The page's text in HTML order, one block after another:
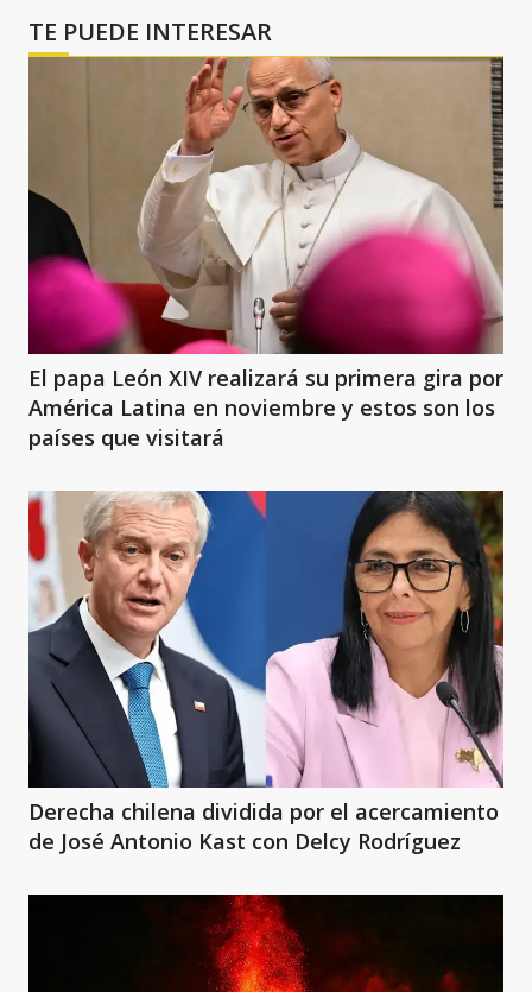
TE PUEDE INTERESAR
El papa León XIV realizará su primera gira por
América Latina en noviembre y estos son los
países que visitará
Derecha chilena dividida por el acercamiento
de José Antonio Kast con Delcy Rodríguez